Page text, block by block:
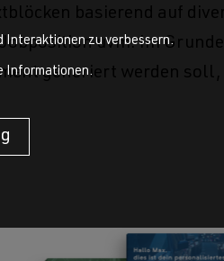
basierend auf
uvm. Im
generiert werden soll,
Interaktionen zu verbessern.
Informationen.